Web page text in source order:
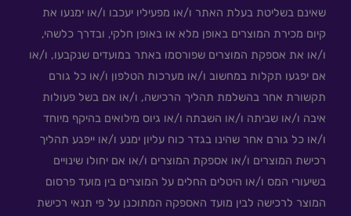
שאינם בשליטת בעלת האתר ו/או מפעיליו יעכבו ו/או ימנעו את
קיום מכירת המוצרים באופן מלא או באופן חלקי, ובדרך כלשהי,
ו/או את אספקת המוצרים שפורסמו באתר במועדים שנקבעו, ו/או
אם יפגעו תקלות במחשוב ו/או מערכות הטלפון ו/או כל גורם
תקשורת אחר בהשלמת תהליך הרכישה, ו/או אם בשל פעולות
איבה ו/או שביתה ו/או השבתה ו/או גיוס מילואים בהיקף מיוחד
ו/או כל גורם אחר שהינו בגדר כוח עליון ימנע ו/או ייפגע תהליך
רכישת המוצרים ו/או אספקת המוצרים ו/או אם יחולו שינויים
בשיעורי המס ו/או היטלים החלים על המוצרים בין מועד פרסום
המוצר לרכישה לבין מועד האספקה המתוכנן על פי תנאי רכישת